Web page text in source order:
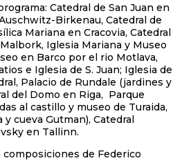
Catedral de San Juan en
Birkenau, Catedral de
Mariana en Cracovia, Catedral
Iglesia Mariana y Museo
en Barco por el rio Motlava,
e Iglesia de S. Juan; Iglesia de
Palacio de Rundale (jardines y
del Domo en Riga, Parque
al castillo y museo de Turaida,
cueva Gutman), Catedral
en Tallinn.
de Federico